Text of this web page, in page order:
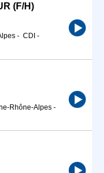
(F/H)
- CDI -
Rhône-Alpes -